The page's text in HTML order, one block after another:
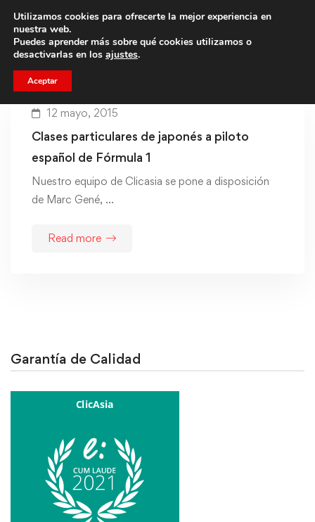
Trae a un amigo y llevaos un total de 75€ de descuento.
12 mayo, 2015
Clases particulares de japonés a piloto
español de Fórmula 1
Nuestro equipo de Clicasia se pone a disposición
de Marc Gené, …
Read more
Garantía de Calidad
Utilizamos cookies para ofrecerte la mejor experiencia en
nuestra web.
Puedes aprender más sobre qué cookies utilizamos o
desactivarlas en los ajustes.
Aceptar